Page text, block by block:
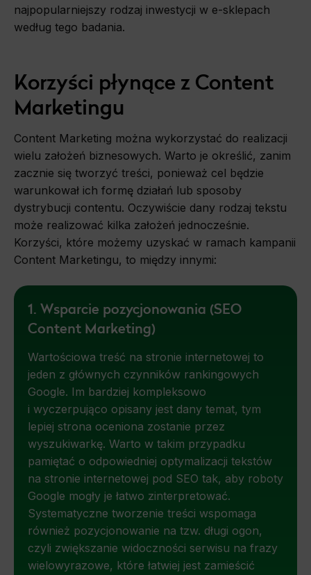
najpopularniejszy rodzaj inwestycji w e-sklepach
według tego badania.
Korzyści płynące z Content
Marketingu
Content Marketing można wykorzystać do realizacji
wielu założeń biznesowych. Warto je określić, zanim
zacznie się tworzyć treści, ponieważ cel będzie
warunkował ich formę działań lub sposoby
dystrybucji contentu. Oczywiście dany rodzaj tekstu
może realizować kilka założeń jednocześnie.
Korzyści, które możemy uzyskać w ramach kampanii
Content Marketingu, to między innymi:
1. Wsparcie pozycjonowania (SEO
Content Marketing)
Wartościowa treść na stronie internetowej to
jeden z głównych czynników rankingowych
Google. Im bardziej kompleksowo
i wyczerpująco opisany jest dany temat, tym
lepiej strona oceniona zostanie przez
wyszukiwarkę. Warto w takim przypadku
pamiętać o odpowiedniej optymalizacji tekstów
na stronie internetowej pod SEO tak, aby roboty
Google mogły je łatwo zinterpretować.
Systematyczne tworzenie treści wspomaga
również pozycjonowanie na tzw. długi ogon,
czyli zwiększanie widoczności serwisu na frazy
wielowyrazowe, które łatwiej jest zamieścić